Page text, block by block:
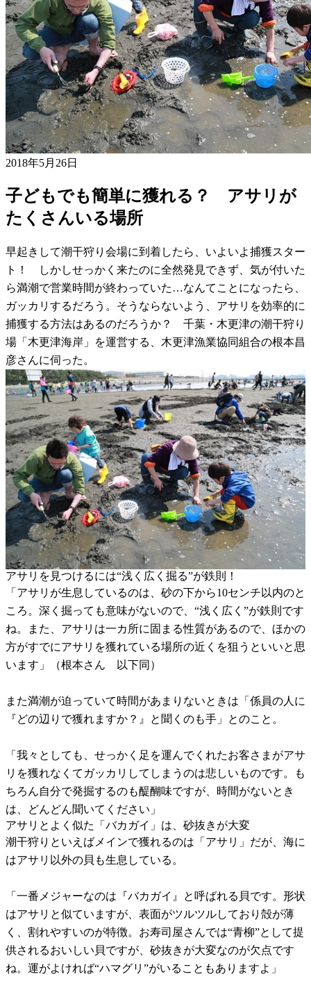
2018年5月26日
子どもでも簡単に獲れる？ アサリが
たくさんいる場所
早起きして潮干狩り会場に到着したら、いよいよ捕獲スター
ト！ しかしせっかく来たのに全然発見できず、気が付いた
ら満潮で営業時間が終わっていた…なんてことになったら、
ガッカリするだろう。そうならないよう、アサリを効率的に
捕獲する方法はあるのだろうか？ 千葉・木更津の潮干狩り
場「木更津海岸」を運営する、木更津漁業協同組合の根本昌
彦さんに伺った。
アサリを見つけるには“浅く広く掘る”が鉄則！
「アサリが生息しているのは、砂の下から10センチ以内のと
ころ。深く掘っても意味がないので、“浅く広く”が鉄則です
ね。また、アサリは一カ所に固まる性質があるので、ほかの
方がすでにアサリを獲れている場所の近くを狙うといいと思
います」（根本さん 以下同）
また満潮が迫っていて時間があまりないときは「係員の人に
『どの辺りで獲れますか？』と聞くのも手」とのこと。
「我々としても、せっかく足を運んでくれたお客さまがアサ
リを獲れなくてガッカリしてしまうのは悲しいものです。も
ちろん自分で発掘するのも醍醐味ですが、時間がないとき
は、どんどん聞いてください」
アサリとよく似た「バカガイ」は、砂抜きが大変
潮干狩りといえばメインで獲れるのは「アサリ」だが、海に
はアサリ以外の貝も生息している。
「一番メジャーなのは『バカガイ』と呼ばれる貝です。形状
はアサリと似ていますが、表面がツルツルしており殻が薄
く、割れやすいのが特徴。お寿司屋さんでは“青柳”として提
供されるおいしい貝ですが、砂抜きが大変なのが欠点です
ね。運がよければ“ハマグリ”がいることもありますよ」